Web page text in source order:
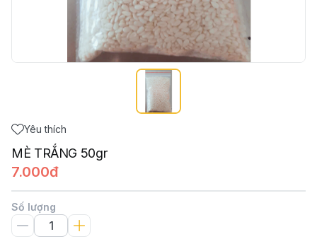
Yêu thích
MÈ TRẮNG 50gr
7.000đ
Số lượng